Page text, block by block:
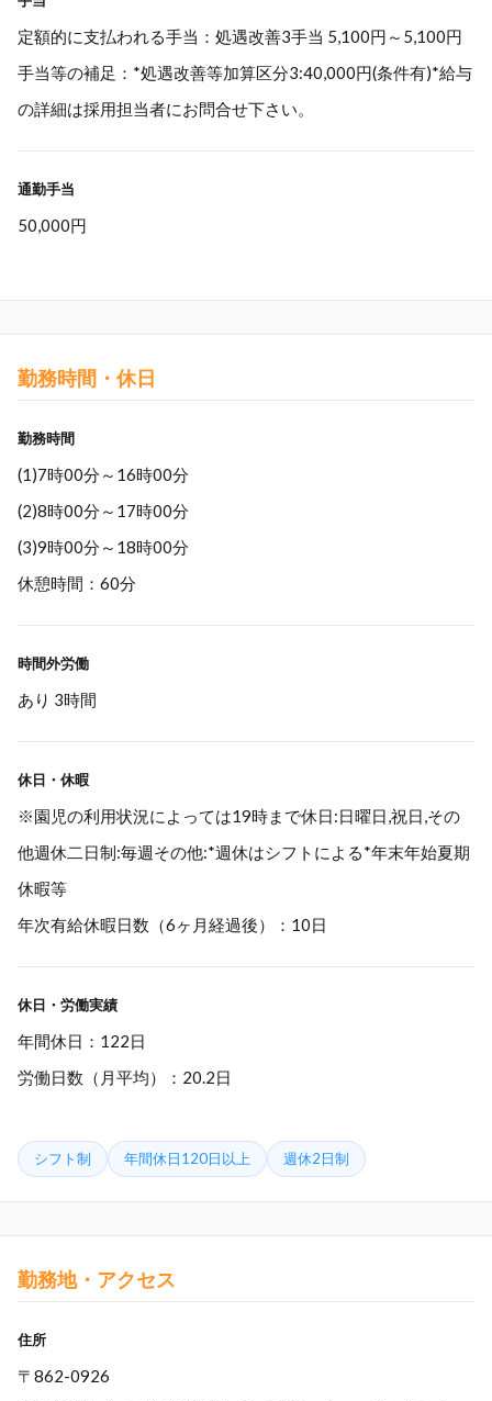
定額的に支払われる手当：処遇改善3手当 5,100円～5,100円
手当等の補足：*処遇改善等加算区分3:40,000円(条件有)*給与
の詳細は採用担当者にお問合せ下さい。
通勤手当
50,000円
勤務時間・休日
勤務時間
(1)7時00分～16時00分
(2)8時00分～17時00分
(3)9時00分～18時00分
休憩時間：60分
時間外労働
あり 3時間
休日・休暇
※園児の利用状況によっては19時まで休日:日曜日,祝日,その
他週休二日制:毎週その他:*週休はシフトによる*年末年始夏期
休暇等
年次有給休暇日数（6ヶ月経過後）：10日
休日・労働実績
年間休日：122日
労働日数（月平均）：20.2日
シフト制 年間休日120日以上 週休2日制
勤務地・アクセス
住所
〒862-0926